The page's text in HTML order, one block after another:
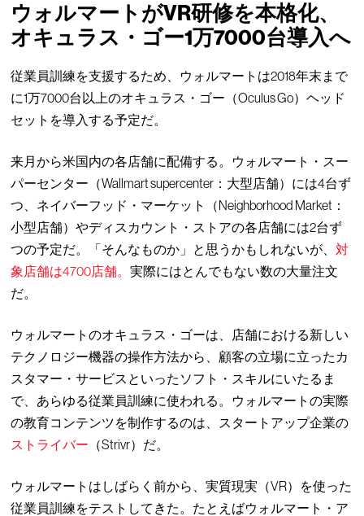
ウォルマートがVR研修を本格化、
オキュラス・ゴー1万7000台導入へ
従業員訓練を支援するため、ウォルマートは2018年末まで
に1万7000台以上のオキュラス・ゴー（Oculus Go）ヘッド
セットを導入する予定だ。
来月から米国内の各店舗に配備する。ウォルマート・スー
パーセンター（Wallmart supercenter：大型店舗）には4台ず
つ、ネイバーフッド・マーケット（Neighborhood Market：
小型店舗）やディスカウント・ストアの各店舗には2台ず
つの予定だ。「そんなものか」と思うかもしれないが、対
象店舗は4700店舗。実際にはとんでもない数の大量注文
だ。
ウォルマートのオキュラス・ゴーは、店舗における新しい
テクノロジー機器の操作方法から、顧客の立場に立ったカ
スタマー・サービスといったソフト・スキルにいたるま
で、あらゆる従業員訓練に使われる。ウォルマートの実際
の教育コンテンツを制作するのは、スタートアップ企業の
ストライバー （Strivr）だ。
ウォルマートはしばらく前から、実質現実（VR）を使った
従業員訓練をテストしてきた。たとえばウォルマート・ア